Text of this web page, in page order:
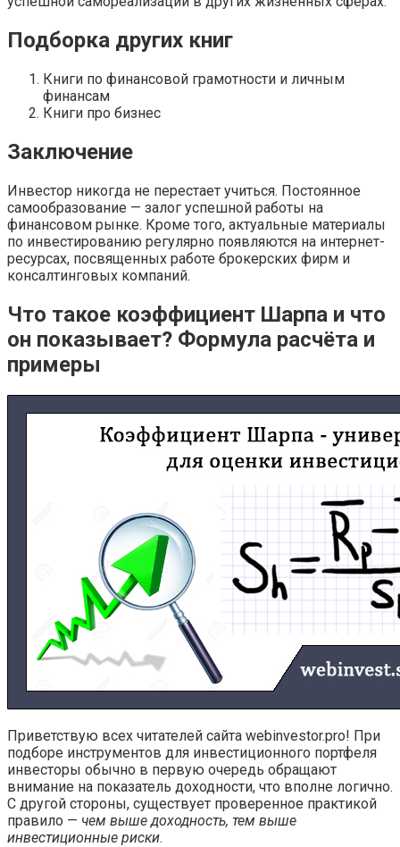
Подборка других книг
Книги по финансовой грамотности и личным
финансам
Книги про бизнес
Заключение
Инвестор никогда не перестает учиться. Постоянное
самообразование — залог успешной работы на
финансовом рынке. Кроме того, актуальные материалы
по инвестированию регулярно появляются на интернет-
ресурсах, посвященных работе брокерских фирм и
консалтинговых компаний.
Что такое коэффициент Шарпа и что
он показывает? Формула расчёта и
примеры
Приветствую всех читателей сайта webinvestor.pro! При
подборе инструментов для инвестиционного портфеля
инвесторы обычно в первую очередь обращают
внимание на показатель доходности, что вполне логично.
С другой стороны, существует проверенное практикой
правило — чем выше доходность, тем выше
инвестиционные риски.